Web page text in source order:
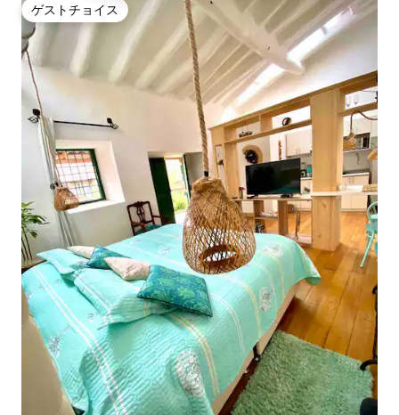
ゲストチョイス
ゲストチョイス